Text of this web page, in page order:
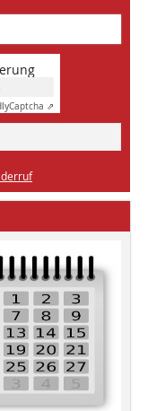
Captcha ⇗